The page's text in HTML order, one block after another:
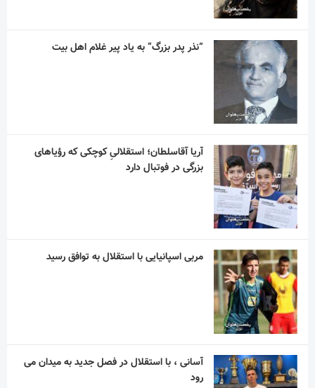
“نذر پدر بزرگ” به یاد پیر غلام اهل بیت
آریا آقاسلطان؛ استقلالیِ کوچکی که رؤیاهای
بزرگی در فوتبال دارد
مربی اسپانیایی با استقلال به توافق رسید
آسانی ، با استقلال در فصل جدید به میدان می
رود